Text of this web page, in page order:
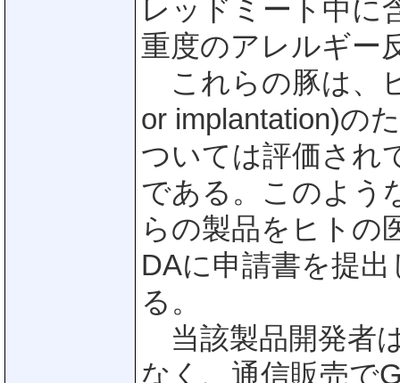
レッドミート中に
重度のアレルギー
これらの豚は、
or implantation)の
ついては評価され
である。このよう
らの製品をヒトの
DAに申請書を提
る。
当該製品開発者
なく、通信販売で